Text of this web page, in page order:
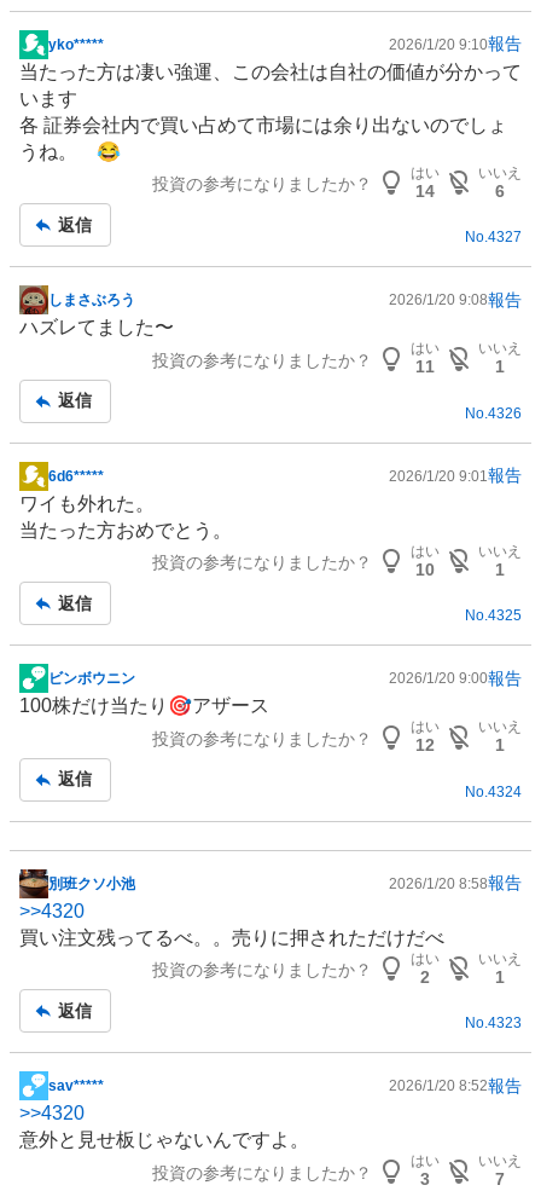
掲
示
板
記
事
yko***** 2026/1/20 9:10報告
当たった方は凄い強運、この会社は自社の価値が分かって
います
各 証券会社内で買い占めて市場には余り出ないのでしょ
うね。 😂
投資の参考になりましたか？
はい
14
いいえ
6
返信
No.4327
掲
示
事
しまさぶろう 2026/1/20 9:08報告
ハズレてました〜
投資の参考になりましたか？
はい
11
いいえ
1
返信
No. 4326
掲
示
板
6d6***** 2026/1/20 9:01 報告
ワイも外れた。
当たった方おめでとう。
投資の参考になりましたか？
はい
10
いいえ
1
返信
No.4325
掲
示
事
ビンボウニン 2026/1/20 9:00報告
100株だけ当たり🎯アザース
投資の参考になりましたか？
はい
12
いいえ
1
返信
No. 4324
掲
示
板
別班クソ小池 2026/1/20 8:58報告
>>4320
買い注文残ってるべ。。売りに押されただけだべ
投資の参考になりましたか？
はい
2
いいえ
1
返信
No.4323
掲
示
板
sav***** 2026/1/20 8:52報告
>>4320
意外と見せ板じゃないんですよ。
投資の参考になりましたか？
はい
3
いいえ
7